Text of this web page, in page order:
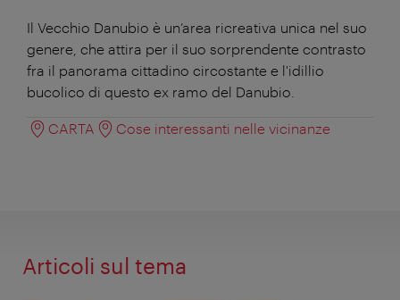
Il Vecchio Danubio è un’area ricreativa unica nel suo
genere, che attira per il suo sorprendente contrasto
fra il panorama cittadino circostante e l'idillio
bucolico di questo ex ramo del Danubio.
CARTA Cose interessanti nelle vicinanze
Articoli sul tema